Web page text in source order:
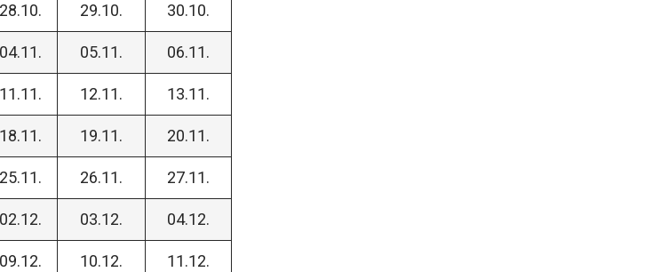
28.10. 29.10. 30.10.
04.11. 05.11. 06.11.
11.11. 12.11. 13.11.
18.11. 19.11. 20.11.
25.11. 26.11. 27.11.
02.12. 03.12. 04.12.
09.12. 10.12. 11.12.